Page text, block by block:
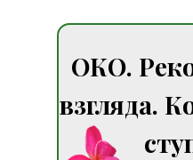
ОКО.
взгляда.